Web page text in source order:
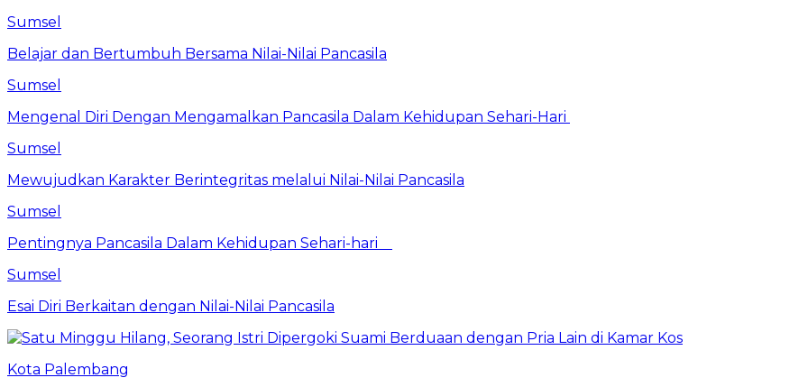
Sumsel
Belajar dan Bertumbuh Bersama Nilai-Nilai Pancasila
Sumsel
Mengenal Diri Dengan Mengamalkan Pancasila Dalam Kehidupan Sehari-Hari
Sumsel
Mewujudkan Karakter Berintegritas melalui Nilai-Nilai Pancasila
Sumsel
Pentingnya Pancasila Dalam Kehidupan Sehari-hari
Sumsel
Esai Diri Berkaitan dengan Nilai-Nilai Pancasila
Kota Palembang